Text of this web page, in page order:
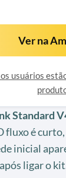
Ver na
usuários
Standard
fluxo é
inicial
ligar o